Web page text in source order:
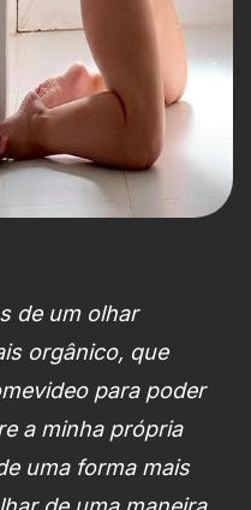
de um olhar
orgânico, que
para poder
a minha própria
uma forma mais